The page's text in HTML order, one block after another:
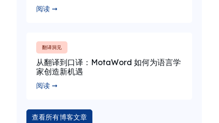
阅读 ➞
翻译洞见
从翻译到口译：MotaWord 如何为语言学
家创造新机遇
阅读 ➞
查看所有博客文章